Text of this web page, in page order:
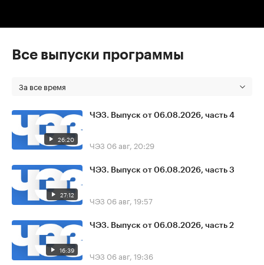
Все выпуски программы
За все время
26:20
ЧЭЗ. Выпуск от 06.08.2026, часть 4
ЧЭЗ 06 авг, 20:29
27:12
ЧЭЗ. Выпуск от 06.08.2026, часть 3
ЧЭЗ 06 авг, 19:57
16:39
ЧЭЗ. Выпуск от 06.08.2026, часть 2
ЧЭЗ 06 авг, 19:36